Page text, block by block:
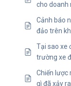
cho doanh
Cảnh báo
đảo trên
Tại sao xe
trường xe
Chiến lược
gì đã xảy